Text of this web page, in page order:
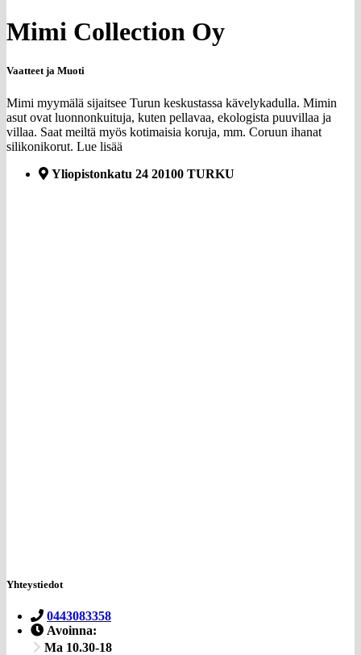
Mimi Collection Oy
Vaatteet ja Muoti
Mimi myymälä sijaitsee Turun keskustassa kävelykadulla. Mimin
asut ovat luonnonkuituja, kuten pellavaa, ekologista puuvillaa ja
villaa. Saat meiltä myös kotimaisia koruja, mm. Coruun ihanat
silikonikorut. Lue lisää
Yliopistonkatu 24 20100 TURKU
Yhteystiedot
0443083358
Avoinna:
Ma 10.30-18